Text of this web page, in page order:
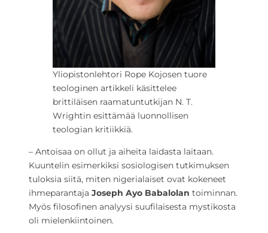
Yliopistonlehtori Rope Kojosen tuore
teologinen artikkeli käsittelee
brittiläisen raamatuntutkijan N. T.
Wrightin esittämää luonnollisen
teologian kritiikkiä.
– Antoisaa on ollut ja aiheita laidasta laitaan.
Kuuntelin esimerkiksi sosiologisen tutkimuksen
tuloksia siitä, miten nigerialaiset ovat kokeneet
ihmeparantaja Joseph Ayo Babalolan toiminnan.
Myös filosofinen analyysi suufilaisesta mystikosta
oli mielenkiintoinen.